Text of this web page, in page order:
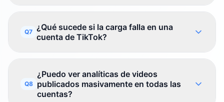
Q7 ¿Qué sucede si la carga falla en una
cuenta de TikTok?
Q8
¿Puedo ver analíticas de videos
publicados masivamente en todas las
cuentas?